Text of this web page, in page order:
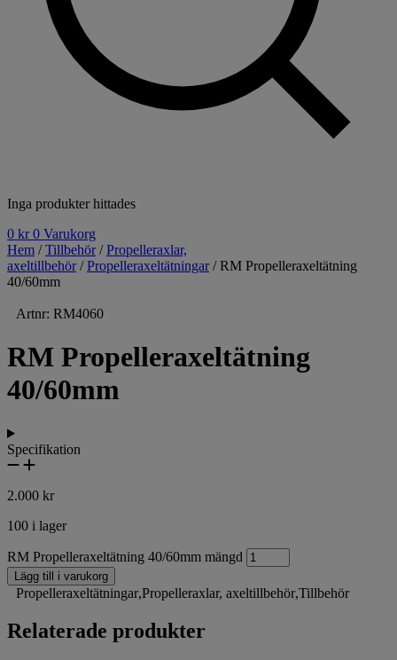
Inga produkter hittades
0 kr 0 Varukorg
Hem /Tillbehör /Propelleraxlar,
axeltillbehör /Propelleraxeltätningar / RM Propelleraxeltätning
40/60mm
Artnr: RM4060
RM Propelleraxeltätning
40/60mm
Specifikation
2.000 kr
100 i lager
RM Propelleraxeltätning 40/60mm mängd
Lägg till i varukorg
Propelleraxeltätningar,Propelleraxlar, axeltillbehör,Tillbehör
Relaterade produkter